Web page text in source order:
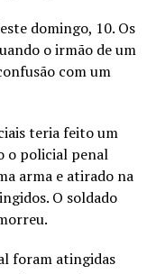
domingo, 10. Os
o irmão de um
com um
teria feito um
o policial penal
arma e atirado na
O soldado
foram atingidas